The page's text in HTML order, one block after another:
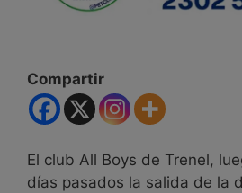
Compartir
El club All Boys de Trenel,
días pasados la salida de la